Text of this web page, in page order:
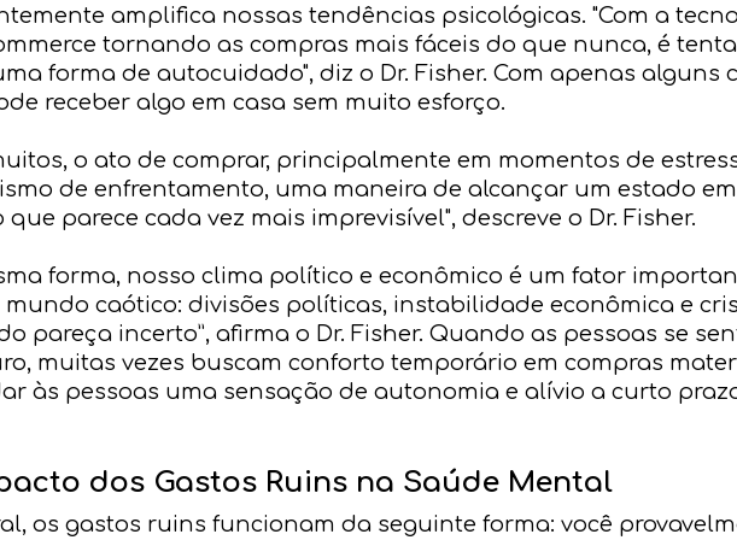
amplifica nossas tendências psicológicas. "Com a
tornando as compras mais fáceis do que nunca, é
forma de autocuidado", diz o Dr. Fisher. Com apenas alguns
receber algo em casa sem muito esforço.
o ato de comprar, principalmente em momentos de
de enfrentamento, uma maneira de alcançar um estado
parece cada vez mais imprevisível", descreve o Dr. Fisher.
forma, nosso clima político e econômico é um fator
mundo caótico: divisões políticas, instabilidade econômica e
pareça incerto”, afirma o Dr. Fisher. Quando as pessoas se
muitas vezes buscam conforto temporário em compras
às pessoas uma sensação de autonomia e alívio a curto
dos Gastos Ruins na Saúde Mental
os gastos ruins funcionam da seguinte forma: você